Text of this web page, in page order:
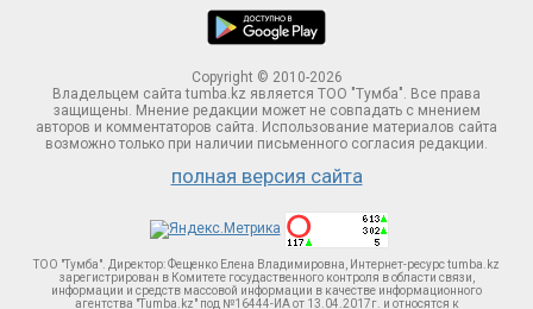
Copyright © 2010-2026
Владельцем сайта tumba.kz является ТОО "Тумба". Все права
защищены. Мнение редакции может не совпадать с мнением
авторов и комментаторов сайта. Использование материалов сайта
возможно только при наличии письменного согласия редакции.
полная версия сайта
ТОО "Тумба". Директор: Фещенко Елена Владимировна, Интернет-ресурс tumba.kz
зарегистрирован в Комитете госудаственного контроля в области связи,
информации и средств массовой информации в качестве информационного
агентства "Tumba.kz" под №16444-ИА от 13.04.2017г. и относятся к